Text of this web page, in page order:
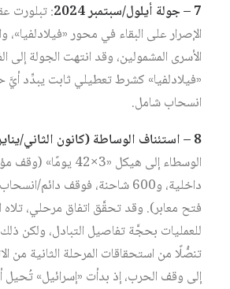
7 – جولة أيلول/سبتمبر 2024
: تبلورت
الإصرار على البقاء في محور
الأسرى المشمولين، وقد انتهت الجولة إلى
«فيلادلفيا» كشرط تعطيلي ثابت يبدِّد
انسحاب شامل.
8 – استئناف الوساطة (كانون الثاني/يناير 2025)
الوسطاء إلى هيكل «3×42
داخلية، و600 شاحنة، فوقف دائم/
فتح معابر). وقد تحقَّق اتفاق مرحلي، تلاه
للعمليات بحجَّة تفاصيل التبادل، ولكن
تنصُّلًا من استحقاقات المرحلة الثانية من
إلى وقف الحرب، إذ بدأت «إسرائيل» تُحيل